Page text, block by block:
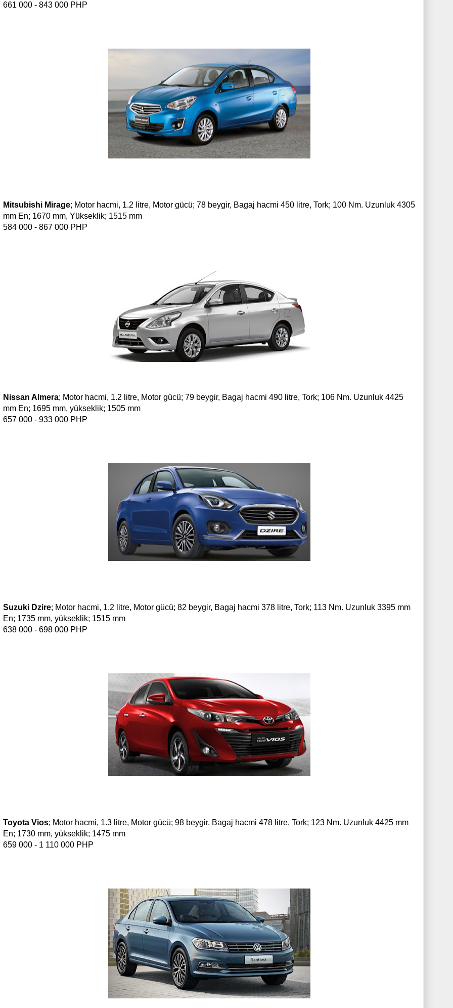
661 000 - 843 000 PHP
Mitsubishi Mirage; Motor hacmi, 1.2 litre, Motor gücü; 78 beygir, Bagaj hacmi 450 litre, Tork; 100 Nm. Uzunluk 4305
mm En; 1670 mm, Yükseklik; 1515 mm
584 000 - 867 000 PHP
Nissan Almera; Motor hacmi, 1.2 litre, Motor gücü; 79 beygir, Bagaj hacmi 490 litre, Tork; 106 Nm. Uzunluk 4425
mm En; 1695 mm, yükseklik; 1505 mm
657 000 - 933 000 PHP
Suzuki Dzire; Motor hacmi, 1.2 litre, Motor gücü; 82 beygir, Bagaj hacmi 378 litre, Tork; 113 Nm. Uzunluk 3395 mm
En; 1735 mm, yükseklik; 1515 mm
638 000 - 698 000 PHP
Toyota Vios; Motor hacmi, 1.3 litre, Motor gücü; 98 beygir, Bagaj hacmi 478 litre, Tork; 123 Nm. Uzunluk 4425 mm
En; 1730 mm, yükseklik; 1475 mm
659 000 - 1 110 000 PHP